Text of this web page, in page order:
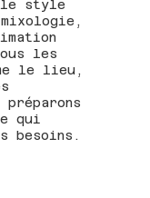
le style
les
le lieu,
qui
besoins.